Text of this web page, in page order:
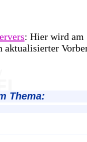
: Hier wird am
aktualisierter
Thema: